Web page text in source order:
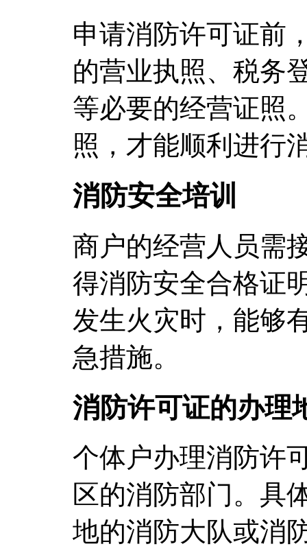
申请消防许可证前
的营业执照、税务
等必要的经营证照
照，才能顺利进行
消防安全培训
商户的经营人员需
得消防安全合格证
发生火灾时，能够
急措施。
消防许可证的办理
个体户办理消防许
区的消防部门。具
地的消防大队或消